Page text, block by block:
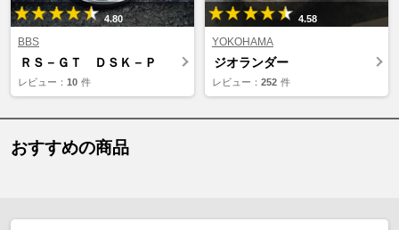
4.80
BBS
ＲＳ－ＧＴ ＤＳＫ－Ｐ
レビュー： 10 件
4.58
YOKOHAMA
ジオランダー
レビュー： 252 件
おすすめの商品